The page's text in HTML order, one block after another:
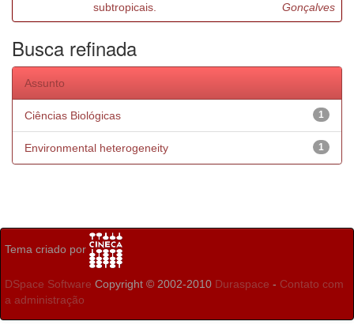
subtropicais.
Gonçalves
Busca refinada
Assunto
1
Ciências Biológicas
1
Environmental heterogeneity
Tema criado por
DSpace Software Copyright © 2002-2010 Duraspace - Contato com
a administração